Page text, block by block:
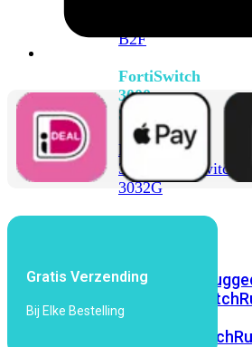
B2F
FortiSwitch
3000
Series
FortiSwitch
3032E
FortiSwitch
3032G
112F-
Gratis Verzending
Bij Elke Bestelling